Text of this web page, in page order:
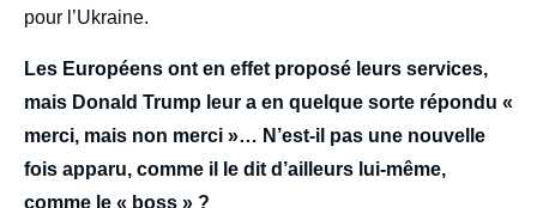
pour l’Ukraine.
Les Européens ont en effet proposé leurs services,
mais Donald Trump leur a en quelque sorte répondu «
merci, mais non merci »… N’est-il pas une nouvelle
fois apparu, comme il le dit d’ailleurs lui-même,
comme le « boss » ?